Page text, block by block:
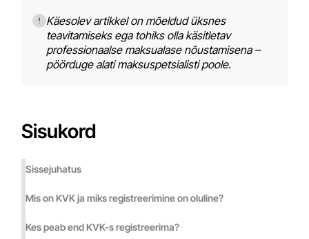
Käesolev artikkel on mõeldud üksnes
teavitamiseks ega tohiks olla käsitletav
professionaalse maksualase nõustamisena –
pöörduge alati maksuspetsialisti poole.
Sisukord
Sissejuhatus
Mis on KVK ja miks registreerimine on oluline?
Kes peab end KVK-s registreerima?